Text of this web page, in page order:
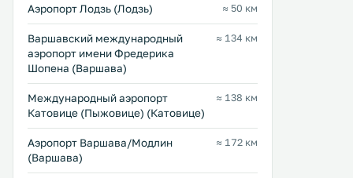
Аэропорт Лодзь (Лодзь) ≈ 50 км
Варшавский международный
аэропорт имени Фредерика
Шопена (Варшава)
≈ 134 км
Международный аэропорт
Катовице (Пыжовице) (Катовице)
≈ 138 км
Аэропорт Варшава/Модлин
(Варшава)
≈ 172 км